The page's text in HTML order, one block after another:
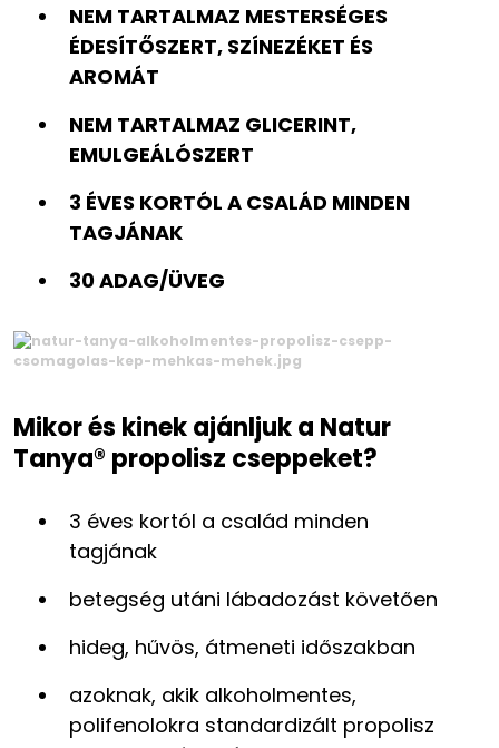
NEM TARTALMAZ MESTERSÉGES
ÉDESÍTŐSZERT, SZÍNEZÉKET ÉS
AROMÁT
NEM TARTALMAZ GLICERINT,
EMULGEÁLÓSZERT
3 ÉVES KORTÓL A CSALÁD MINDEN
TAGJÁNAK
30 ADAG/ÜVEG
Mikor és kinek ajánljuk a Natur
Tanya® propolisz cseppeket?
3 éves kortól a család minden
tagjának
betegség utáni lábadozást követően
hideg, hűvös, átmeneti időszakban
azoknak, akik alkoholmentes,
polifenolokra standardizált propolisz